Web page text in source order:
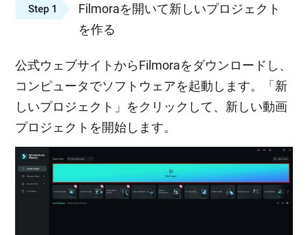
Step 1
Filmoraを開いて新しいプロジェクト
を作る
公式ウェブサイトからFilmoraをダウンロードし、
コンピュータでソフトウェアを起動します。「新
しいプロジェクト」をクリックして、新しい動画
プロジェクトを開始します。